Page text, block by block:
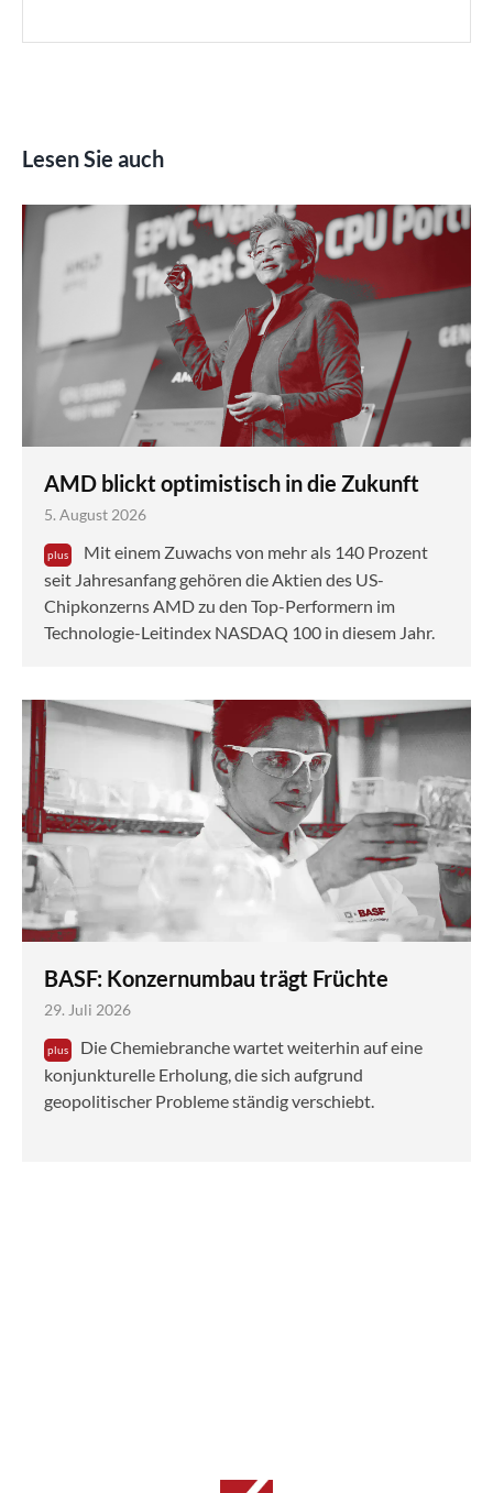
Lesen Sie auch
AMD blickt optimistisch in die Zukunft
5. August 2026
Mit einem Zuwachs von mehr als 140 Prozent
seit Jahresanfang gehören die Aktien des US-
Chipkonzerns AMD zu den Top-Performern im
Technologie-Leitindex NASDAQ 100 in diesem Jahr.
BASF: Konzernumbau trägt Früchte
29. Juli 2026
Die Chemiebranche wartet weiterhin auf eine
konjunkturelle Erholung, die sich aufgrund
geopolitischer Probleme ständig verschiebt.